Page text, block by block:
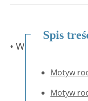
Spis
Motyw
Motyw
• W